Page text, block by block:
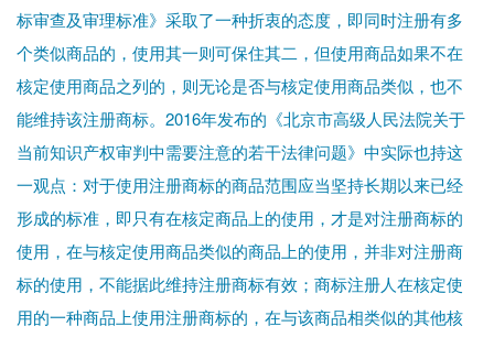
标审查及审理标准》采取了一种折衷的态度，即同时注册有多
个类似商品的，使用其一则可保住其二，但使用商品如果不在
核定使用商品之列的，则无论是否与核定使用商品类似，也不
能维持该注册商标。2016年发布的《北京市高级人民法院关于
当前知识产权审判中需要注意的若干法律问题》中实际也持这
一观点：对于使用注册商标的商品范围应当坚持长期以来已经
形成的标准，即只有在核定商品上的使用，才是对注册商标的
使用，在与核定使用商品类似的商品上的使用，并非对注册商
标的使用，不能据此维持注册商标有效；商标注册人在核定使
用的一种商品上使用注册商标的，在与该商品相类似的其他核